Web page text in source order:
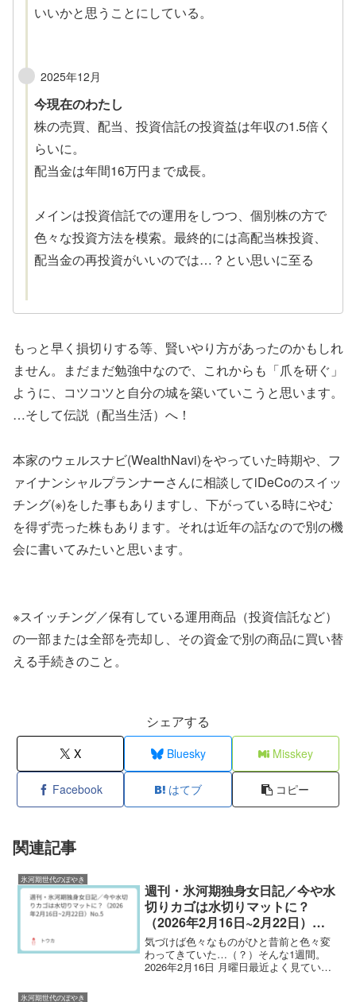
いいかと思うことにしている。
2025年12月
今現在のわたし
株の売買、配当、投資信託の投資益は年収の1.5倍く
らいに。
配当金は年間16万円まで成長。
メインは投資信託での運用をしつつ、個別株の方で
色々な投資方法を模索。最終的には高配当株投資、
配当金の再投資がいいのでは…？とい思いに至る
もっと早く損切りする等、賢いやり方があったのかもしれ
ません。まだまだ勉強中なので、これからも「爪を研ぐ」
ように、コツコツと自分の城を築いていこうと思います。
…そして伝説（配当生活）へ！
本家のウェルスナビ(WealthNavi)をやっていた時期や、フ
ァイナンシャルプランナーさんに相談してiDeCoのスイッ
チング(※)をした事もありますし、下がっている時にやむ
を得ず売った株もあります。それは近年の話なので別の機
会に書いてみたいと思います。
※スイッチング／保有している運用商品（投資信託など）
の一部または全部を売却し、その資金で別の商品に買い替
える手続きのこと。
シェアする
X Bluesky Misskey
Facebook はてブ コピー
関連記事
氷河期世代のぼやき
週刊・氷河期独身女日記／今や水
切りカゴは水切りマットに？
（2026年2月16日~2月22日）
No.5
気づけば色々なものがひと昔前と色々変
わってきていた…（？）そんな1週間。
2026年2月16日 月曜日最近よく見ている
氷河期世代のぼやき